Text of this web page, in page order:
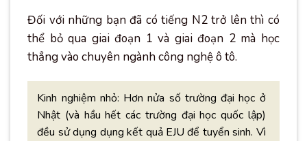
Đối với những bạn đã có tiếng N2 trở lên thì có
thể bỏ qua giai đoạn 1 và giai đoạn 2 mà học
thẳng vào chuyên ngành công nghệ ô tô.
Kinh nghiệm nhỏ: Hơn nửa số trường đại học ở
Nhật (và hầu hết các trường đại học quốc lập)
đều sử dụng dụng kết quả EJU để tuyển sinh. Vì